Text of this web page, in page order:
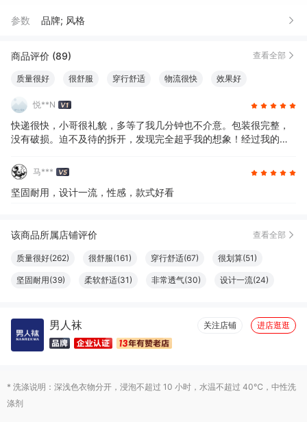
参数 品牌; 风格
商品评价 (89) 查看全部
质量很好 很舒服 穿行舒适 物流很快 效果好
坚固耐用
悦**N
快递很快，小哥很礼貌，多等了我几分钟也不介意。包装很完整，
没有破损。迫不及待的拆开，发现完全超乎我的想象！经过我的亲
感谢了！不得不得竖起大拇指。下次需要的时候我还会再来的，到
时候麻烦掌柜给个优惠哦！
马***
坚固耐用，设计一流，性感，款式好看
该商品所属店铺评价 查看全部
质量很好(262) 很舒服(161) 穿行舒适(67) 很划算(51)
坚固耐用(39) 柔软舒适(31) 非常透气(30) 设计一流(24)
做工精良(17) 体感舒适(16)
尺寸适宜(15) 颜色正(13)
格外清爽(10) 透气性佳(10) 结实牢固(10) 款式好看(9)
男人袜 关注店铺 进店逛逛
* 洗涤说明：深浅色衣物分开，浸泡不超过 10 小时，水温不超过 40℃，中性洗
涤剂